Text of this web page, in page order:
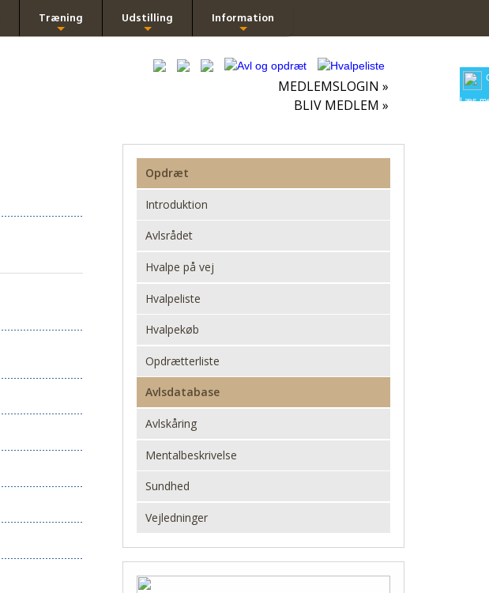
Læs
Træning Udstilling Information
MEDLEMSLOGIN »
BLIV MEDLEM »
Opdræt
Introduktion
Avlsrådet
Hvalpe på vej
Hvalpeliste
Hvalpekøb
Opdrætterliste
Avlsdatabase
Avlskåring
Mentalbeskrivelse
Sundhed
Vejledninger